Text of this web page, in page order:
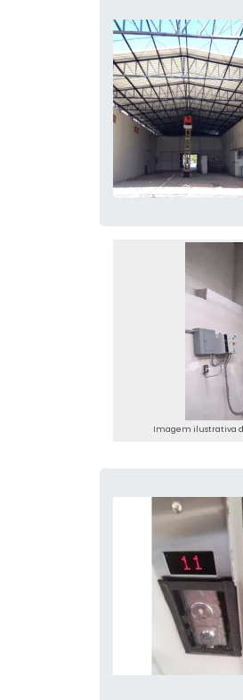
Imagem ilustrativa de